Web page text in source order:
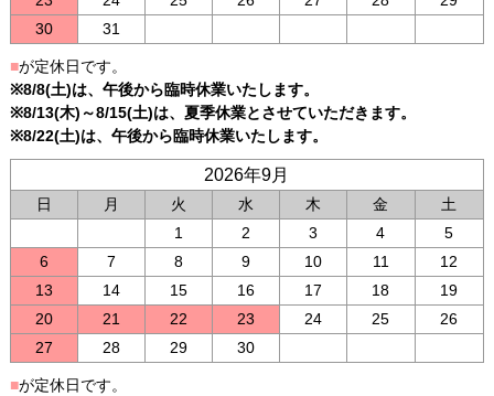
30
31
■が定休日です。
※8/8(土)は、午後から臨時休業いたします。
※8/13(木)～8/15(土)は、夏季休業とさせていただきます。
※8/22(土)は、午後から臨時休業いたします。
2026年9月
日 月 火 水 木 金
土
1
2 3 4
5
6
7 8 9 10 11
12
13
14 15 16 17 18
19
20
21 22 23 24 25
26
27
28 29 30
■が定休日です。